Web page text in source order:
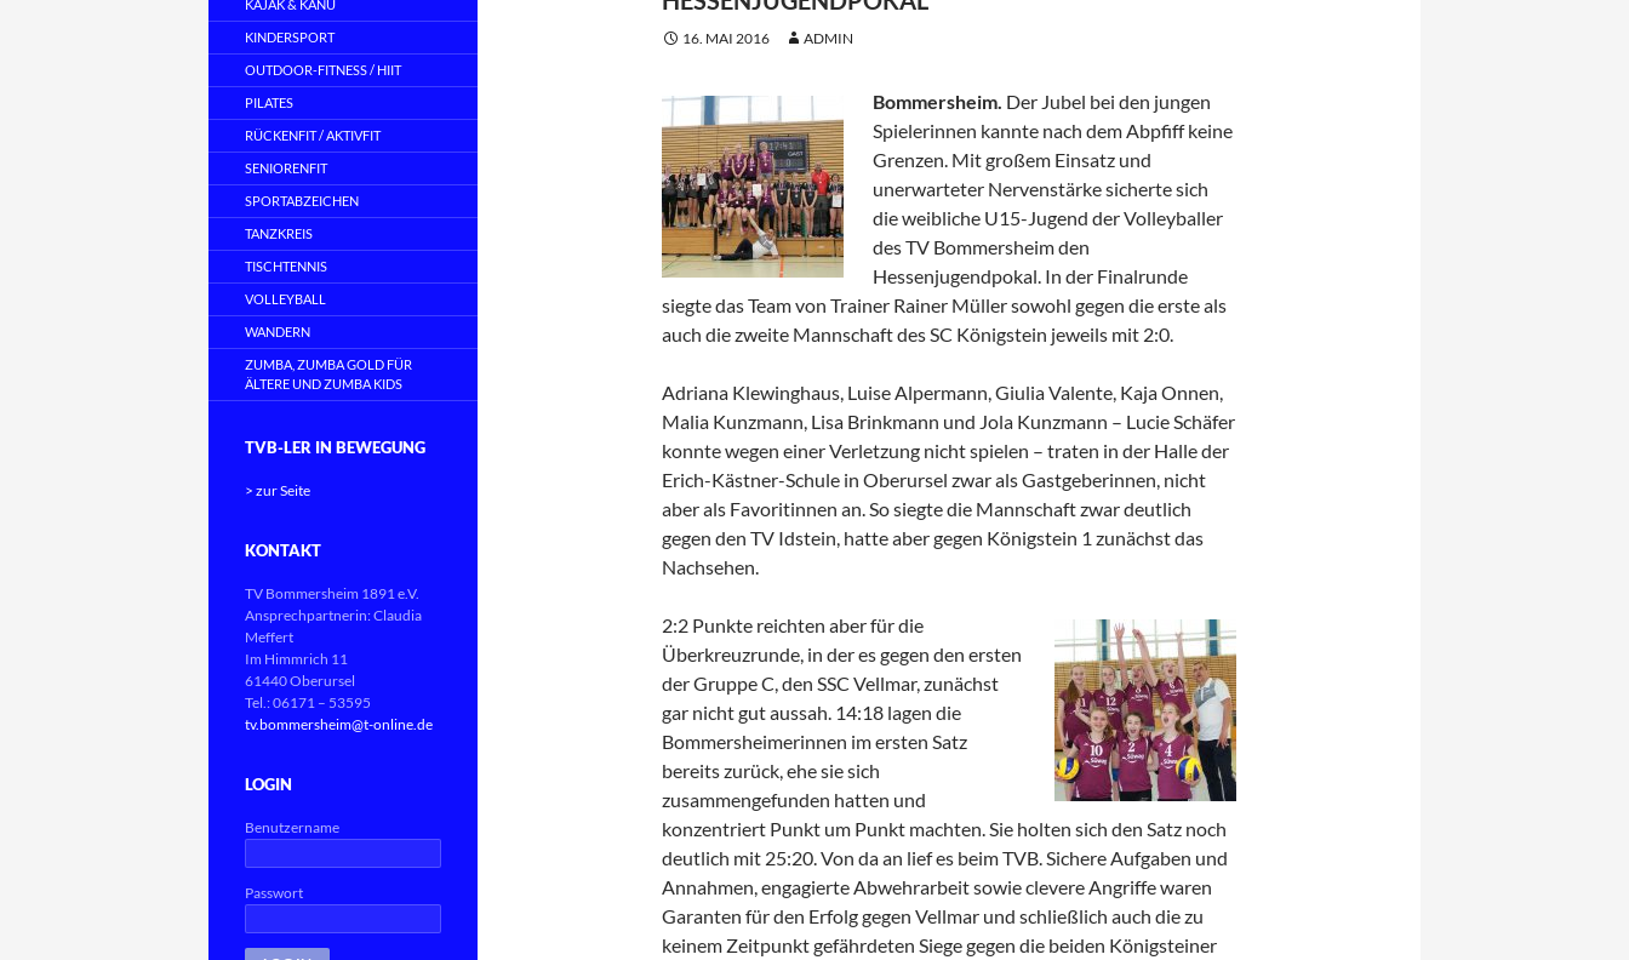
16. MAI 2016 ADMIN
Bommersheim. Der Jubel bei den jungen
Spielerinnen kannte nach dem Abpfiff keine
Grenzen. Mit großem Einsatz und
unerwarteter Nervenstärke sicherte sich
die weibliche U15-Jugend der Volleyballer
des TV Bommersheim den
Hessenjugendpokal. In der Finalrunde
siegte das Team von Trainer Rainer Müller sowohl gegen die erste als
auch die zweite Mannschaft des SC Königstein jeweils mit 2:0.
Adriana Klewinghaus, Luise Alpermann, Giulia Valente, Kaja Onnen,
Malia Kunzmann, Lisa Brinkmann und Jola Kunzmann – Lucie Schäfer
konnte wegen einer Verletzung nicht spielen – traten in der Halle der
Erich-Kästner-Schule in Oberursel zwar als Gastgeberinnen, nicht
aber als Favoritinnen an. So siegte die Mannschaft zwar deutlich
gegen den TV Idstein, hatte aber gegen Königstein 1 zunächst das
Nachsehen.
2:2 Punkte reichten aber für die
Überkreuzrunde, in der es gegen den ersten
der Gruppe C, den SSC Vellmar, zunächst
gar nicht gut aussah. 14:18 lagen die
Bommersheimerinnen im ersten Satz
bereits zurück, ehe sie sich
zusammengefunden hatten und
konzentriert Punkt um Punkt machten. Sie holten sich den Satz noch
deutlich mit 25:20. Von da an lief es beim TVB. Sichere Aufgaben und
Annahmen, engagierte Abwehrarbeit sowie clevere Angriffe waren
Garanten für den Erfolg gegen Vellmar und schließlich auch die zu
keinem Zeitpunkt gefährdeten Siege gegen die beiden Königsteiner
KAJAK & KANU
KINDERSPORT
OUTDOOR-FITNESS / HIIT
PILATES
RÜCKENFIT / AKTIVFIT
SENIORENFIT
SPORTABZEICHEN
TANZKREIS
TISCHTENNIS
VOLLEYBALL
WANDERN
ZUMBA, ZUMBA GOLD FÜR
ÄLTERE UND ZUMBA KIDS
TVB-LER IN BEWEGUNG
> zur Seite
KONTAKT
TV Bommersheim 1891 e.V.
Ansprechpartnerin: Claudia
Meffert
Im Himmrich 11
61440 Oberursel
Tel.: 06171 – 53595
tv.bommersheim@t-online.de
LOGIN
Benutzername
Passwort